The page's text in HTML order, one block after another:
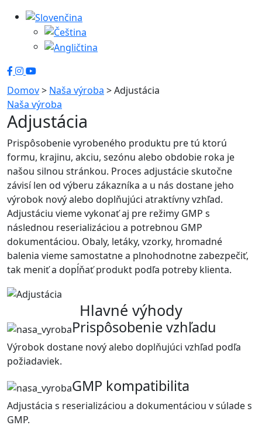
Domov> Naša výroba >Adjustácia
Naša výroba
Adjustácia
Prispôsobenie vyrobeného produktu pre tú ktorú
formu, krajinu, akciu, sezónu alebo obdobie roka je
našou silnou stránkou. Proces adjustácie skutočne
závisí len od výberu zákazníka a u nás dostane jeho
výrobok nový alebo doplňujúci atraktívny vzhľad.
Adjustáciu vieme vykonať aj pre režimy GMP s
následnou reserializáciou a potrebnou GMP
dokumentáciou. Obaly, letáky, vzorky, hromadné
balenia vieme samostatne a plnohodnotne zabezpečiť,
tak meniť a dopĺňať produkt podľa potreby klienta.
Hlavné výhody
Prispôsobenie vzhľadu
Výrobok dostane nový alebo doplňujúci vzhľad podľa
požiadaviek.
GMP kompatibilita
Adjustácia s reserializáciou a dokumentáciou v súlade s
GMP.